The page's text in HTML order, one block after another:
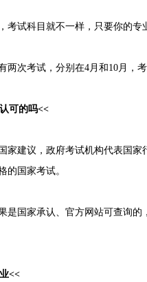
试科目就不一样，只要你的专
次考试，分别在4月和10月，考
可的吗<<
建议，政府考试机构代表国家
的国家考试。
国家承认、官方网站可查询的
<<